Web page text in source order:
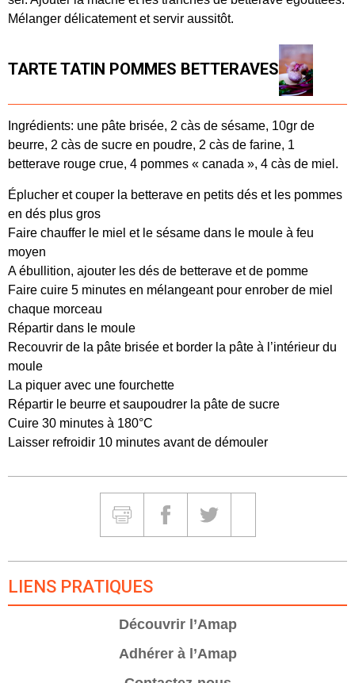
Mélanger délicatement et servir aussitôt.
TARTE TATIN POMMES BETTERAVES
Ingrédients: une pâte brisée, 2 càs de sésame, 10gr de
beurre, 2 càs de sucre en poudre, 2 càs de farine, 1
betterave rouge crue, 4 pommes « canada », 4 càs de miel.
Éplucher et couper la betterave en petits dés et les pommes
en dés plus gros
Faire chauffer le miel et le sésame dans le moule à feu
moyen
A ébullition, ajouter les dés de betterave et de pomme
Faire cuire 5 minutes en mélangeant pour enrober de miel
chaque morceau
Répartir dans le moule
Recouvrir de la pâte brisée et border la pâte à l’intérieur du
moule
La piquer avec une fourchette
Répartir le beurre et saupoudrer la pâte de sucre
Cuire 30 minutes à 180°C
Laisser refroidir 10 minutes avant de démouler
ImprimerPartager sur Facebook
Partager sur Twitter
LIENS PRATIQUES
Découvrir l’Amap
Adhérer à l’Amap